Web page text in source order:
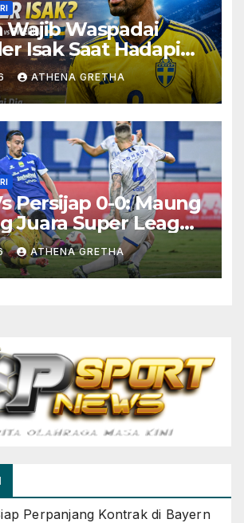
Wajib Waspadai
Isak Saat Hadapi
ATHENA GRETHA
Persijap 0-0: Maung
Juara Super League
ATHENA GRETHA
Perpanjang Kontrak di Bayern